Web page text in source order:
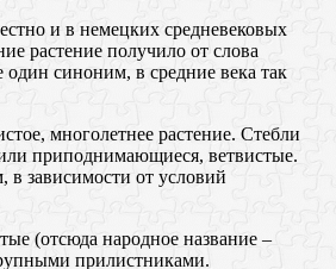
и в немецких средневековых
растение получило от слова
один синоним, в средние века так
многолетнее растение. Стебли
приподнимающиеся, ветвистые.
в зависимости от условий
(отсюда народное название –
прилистниками.